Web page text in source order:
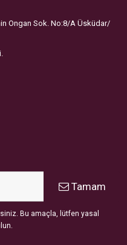
Ongan Sok. No:8/A Üsküdar/
Tamam
Bu amaçla, lütfen yasal